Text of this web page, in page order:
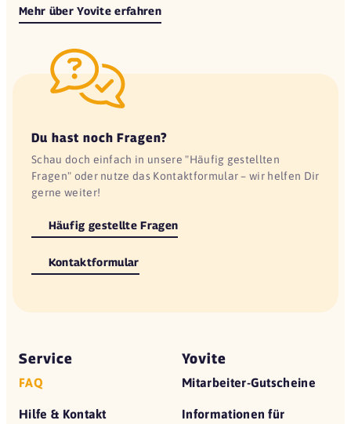
Mehr über Yovite erfahren
Du hast noch Fragen?
Schau doch einfach in unsere "Häufig gestellten
Fragen" oder nutze das Kontaktformular – wir helfen Dir
gerne weiter!
Häufig gestellte Fragen
Kontaktformular
Service
FAQ
Hilfe & Kontakt
Yovite
Mitarbeiter-Gutscheine
Informationen für